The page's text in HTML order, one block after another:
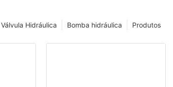
Produtos
Bomba hidráulica
Válvula Hidráulica